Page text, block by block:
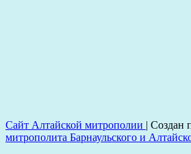
Сайт Алтайской митрополии | Создан
митрополита Барнаульского и